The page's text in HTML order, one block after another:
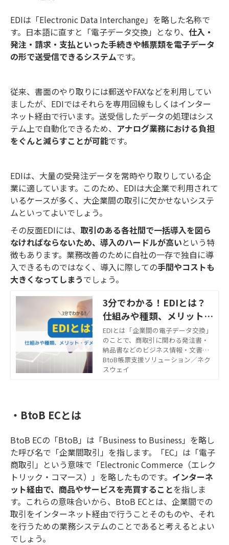
EDIは「Electronic Data Interchange」を略した名称で
す。日本語に直すと「電子データ交換」となり、 仕入・
発注・請求・支払といった手続きや帳票類を電子データ
の形で送受信できるシステムです。
従来、書面のやり取りには郵送やFAXなどを利用してい
ましたが、EDIではそれらを専用回線もしくはインター
ネット経由で行います。送受信したデータの処理はシス
テム上で自動化できるため、 アナログ業務における負担
をぐんと減らすことが可能です。
EDIは、大量の受発注データを常時やり取りしている企
業に適しています。このため、EDIは大企業で利用されて
いるケースが多く、大企業間の取引に欠かせないシステ
ムといってよいでしょう。
その反面EDIには、 取引のある各社間で一括導入を図ら
なければならないため、導入のハードルが高いという特
徴もあります。業務改善のために自社の一存で独自に導
入できるものではなく、導入に際しての手間やコストも
大きくなってしまうでしょう。
3分でわかる！EDIとは？
仕組みや種類、メリット・
デメリットを解説
EDIとは「企業間の電子データ交換」
のことで、商取引に関わる発注書・
納品書などのビジネス情報・文書を
電子化してやり取りするシステムで
す。インターネット回線などを利用
BtoB帳票支援ソリューション／ネク
スウェイ
・BtoB ECとは
BtoB ECの「BtoB」は「Business to Business」を略し
た呼び名で「企業間取引」を指します。「EC」は「電子
商取引」という意味で「Electronic Commerce（エレク
トリック・コマース）」を略したものです。 インターネ
ット経由で、商品やサービスを売買することを指しま
す。これらの意味合いから、BtoB ECとは、企業間での
取引をインターネット経由で行うことそのものや、それ
を行うための業務システムのことであると考えるとよい
でしょう。